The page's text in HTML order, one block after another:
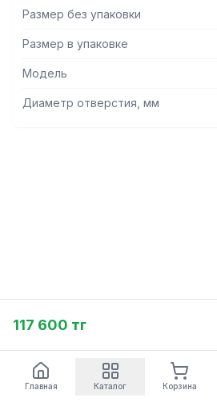
Размер без упаковки
Размер в упаковке
Модель
Диаметр отверстия, мм
117 600 тг
Главная Каталог Корзина